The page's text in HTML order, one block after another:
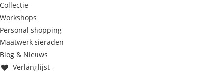
Collectie
Workshops
Personal shopping
Maatwerk sieraden
Blog & Nieuws
Verlanglijst -